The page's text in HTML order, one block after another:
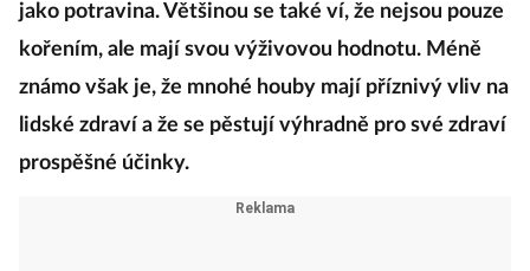
jako potravina. Většinou se také ví, že nejsou pouze
kořením, ale mají svou výživovou hodnotu. Méně
známo však je, že mnohé houby mají příznivý vliv na
lidské zdraví a že se pěstují výhradně pro své zdraví
prospěšné účinky.